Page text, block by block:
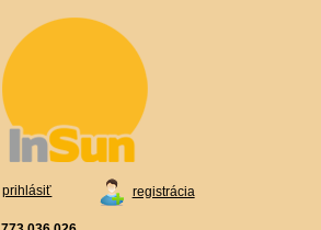
registrácia
prihlásiť